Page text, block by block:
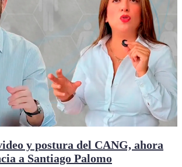
y postura del CANG, ahora
a Santiago Palomo